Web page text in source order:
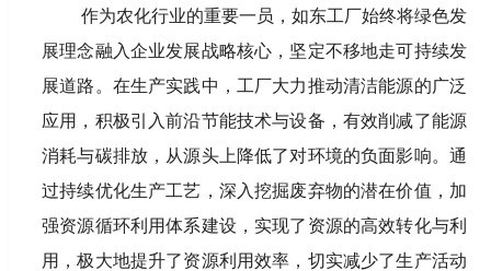
作为农化行业的重要一员，如东工厂始终将绿色发
展理念融入企业发展战略核心，坚定不移地走可持续发
展道路。在生产实践中，工厂大力推动清洁能源的广泛
应用，积极引入前沿节能技术与设备，有效削减了能源
消耗与碳排放，从源头上降低了对环境的负面影响。通
过持续优化生产工艺，深入挖掘废弃物的潜在价值，加
强资源循环利用体系建设，实现了资源的高效转化与利
用，极大地提升了资源利用效率，切实减少了生产活动